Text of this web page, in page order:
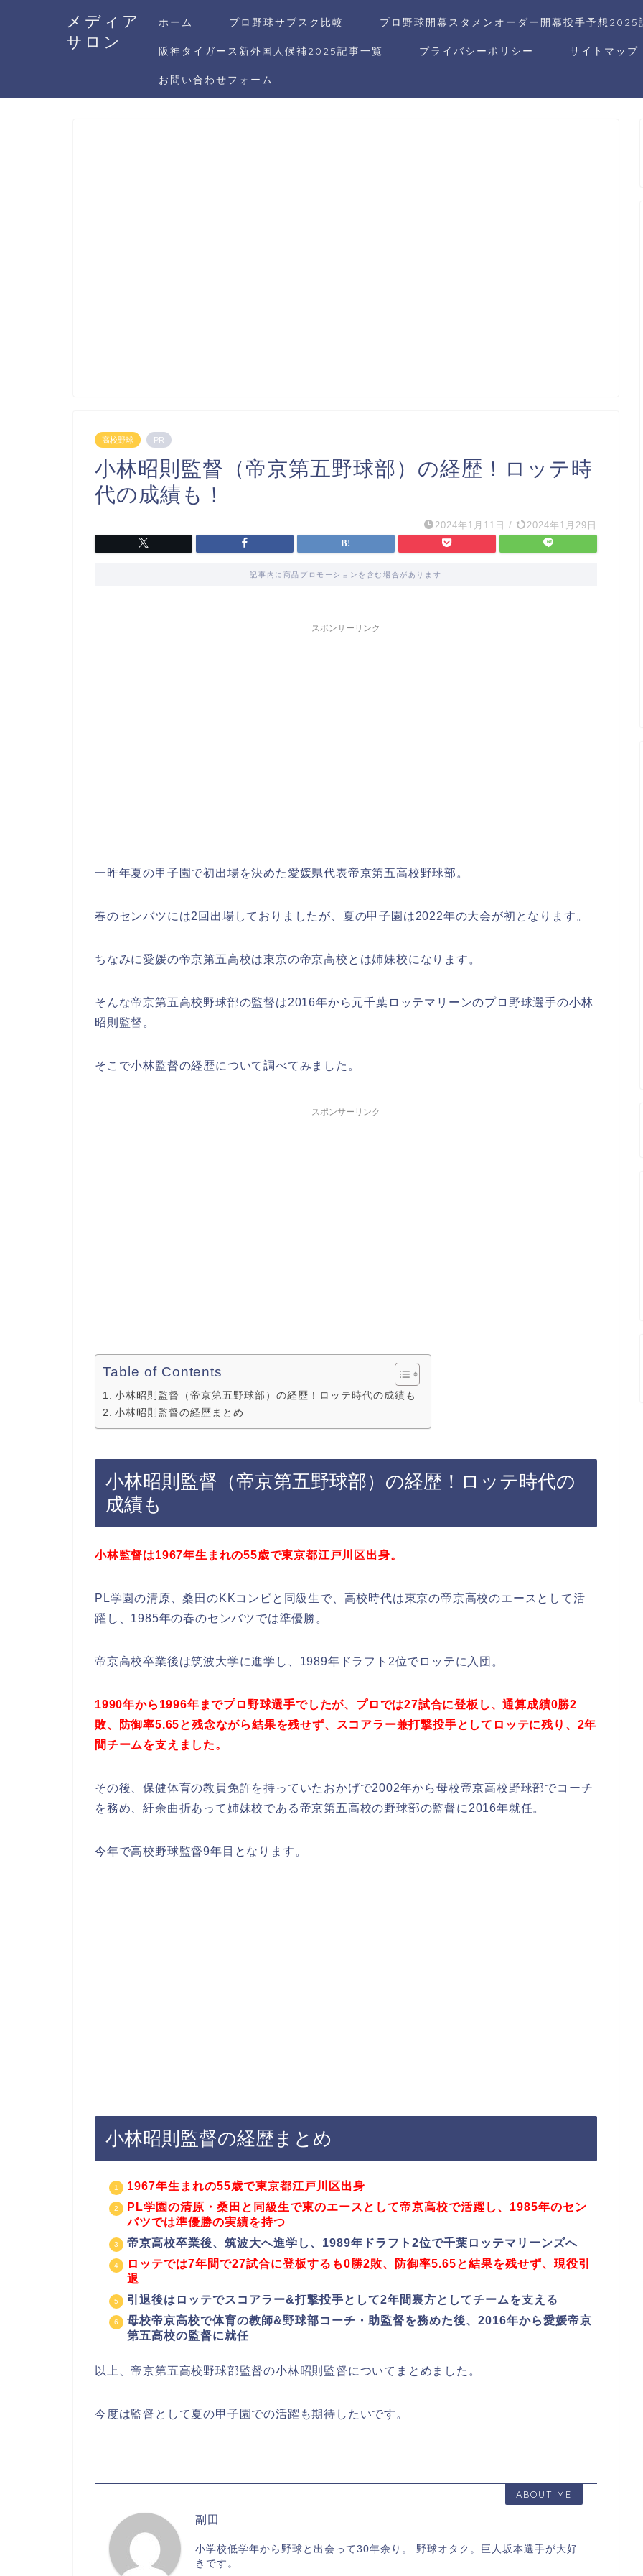
メディア
サロン
ホーム プロ野球サブスク比較 プロ野球開幕スタメンオーダー開幕投手予想2025
阪神タイガース新外国人候補2025記事一覧 プライバシーポリシー サイトマップ
お問い合わせフォーム
高校野球 PR
小林昭則監督（帝京第五野球部）の経歴！ロッテ時
代の成績も！
2024年1月11日 / 2024年1月29日
記事内に商品プロモーションを含む場合があります
スポンサーリンク
一昨年夏の甲子園で初出場を決めた愛媛県代表帝京第五高校野球部。
春のセンバツには2回出場しておりましたが、夏の甲子園は2022年の大会が初となります。
ちなみに愛媛の帝京第五高校は東京の帝京高校とは姉妹校になります。
そんな帝京第五高校野球部の監督は2016年から元千葉ロッテマリーンのプロ野球選手の小林
昭則監督。
そこで小林監督の経歴について調べてみました。
スポンサーリンク
Table of Contents
小林昭則監督（帝京第五野球部）の経歴！ロッテ時代の成績も
小林昭則監督の経歴まとめ
小林昭則監督（帝京第五野球部）の経歴！ロッテ時代の
成績も
小林監督は1967年生まれの55歳で東京都江戸川区出身。
PL学園の清原、桑田のKKコンビと同級生で、高校時代は東京の帝京高校のエースとして活
躍し、1985年の春のセンバツでは準優勝。
帝京高校卒業後は筑波大学に進学し、1989年ドラフト2位でロッテに入団。
1990年から1996年までプロ野球選手でしたが、プロでは27試合に登板し、通算成績0勝2
敗、防御率5.65と残念ながら結果を残せず、スコアラー兼打撃投手としてロッテに残り、2年
間チームを支えました。
その後、保健体育の教員免許を持っていたおかげで2002年から母校帝京高校野球部でコーチ
を務め、紆余曲折あって姉妹校である帝京第五高校の野球部の監督に2016年就任。
今年で高校野球監督9年目となります。
小林昭則監督の経歴まとめ
1967年生まれの55歳で東京都江戸川区出身
PL学園の清原・桑田と同級生で東のエースとして帝京高校で活躍し、1985年のセン
バツでは準優勝の実績を持つ
帝京高校卒業後、筑波大へ進学し、1989年ドラフト2位で千葉ロッテマリーンズへ
ロッテでは7年間で27試合に登板するも0勝2敗、防御率5.65と結果を残せず、現役引
退
引退後はロッテでスコアラー&打撃投手として2年間裏方としてチームを支える
母校帝京高校で体育の教師&野球部コーチ・助監督を務めた後、2016年から愛媛帝京
第五高校の監督に就任
以上、帝京第五高校野球部監督の小林昭則監督についてまとめました。
今度は監督として夏の甲子園での活躍も期待したいです。
ABOUT ME
副田
小学校低学年から野球と出会って30年余り。 野球オタク。巨人坂本選手が大好
きです。